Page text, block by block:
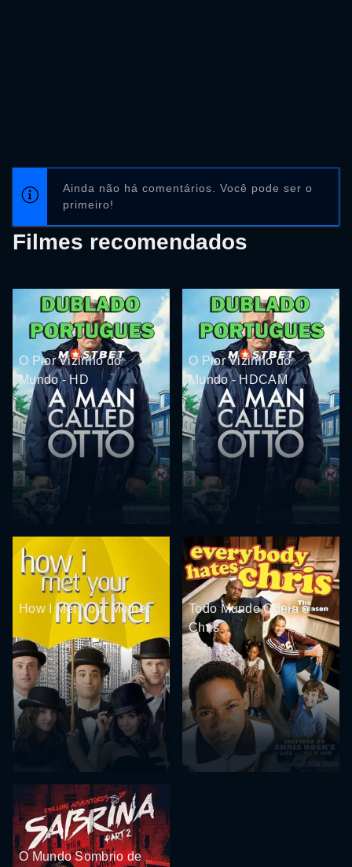
Ainda não há comentários. Você pode ser o
primeiro!
Filmes recomendados
O Pior Vizinho do
Mundo - HD
O Pior Vizinho do
Mundo - HDCAM
How I Met Your Mother
Todo Mundo Odeia o
Chris
O Mundo Sombrio de